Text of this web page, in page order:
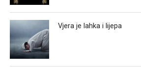
Vjera je lahka i lijepa